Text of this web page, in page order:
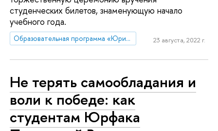
студенческих билетов, знаменующую начало
учебного года.
Образовательная программа «Юриспруденция» 23 августа, 2022 г.
Не терять самообладания и
воли к победе: как
студентам Юрфака